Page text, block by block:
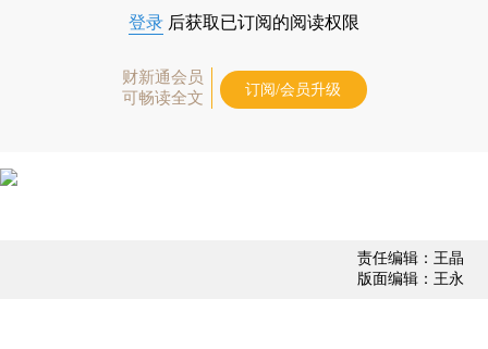
登录 后获取已订阅的阅读权限
财新通会员
可畅读全文
订阅/会员升级
责任编辑：王晶
版面编辑：王永